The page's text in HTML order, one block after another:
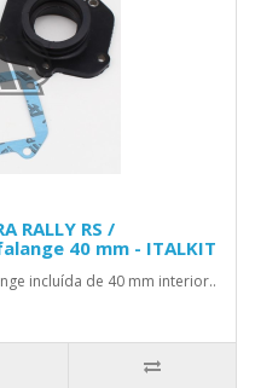
RALLY RS /
40 mm - ITALKIT
incluída de 40 mm interior..